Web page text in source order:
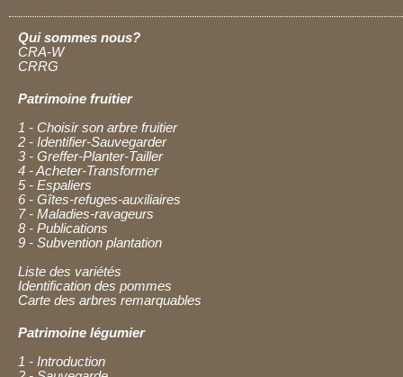
Qui sommes nous?
CRA-W
CRRG
Patrimoine fruitier
1 - Choisir son arbre fruitier
2 - Identifier-Sauvegarder
3 - Greffer-Planter-Tailler
4 - Acheter-Transformer
5 - Espaliers
6 - Gîtes-refuges-auxiliaires
7 - Maladies-ravageurs
8 - Publications
9 - Subvention plantation
Liste des variétés
Identification des pommes
Carte des arbres remarquables
Patrimoine légumier
1 - Introduction